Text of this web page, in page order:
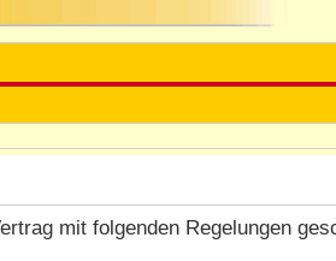
mit folgenden Regelungen